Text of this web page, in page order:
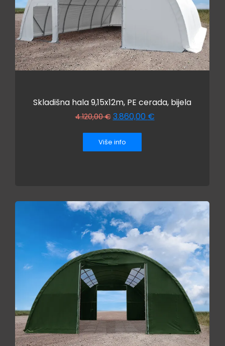
Skladišna hala 9,15x12m, PE cerada, bijela
4.120,00€ 3.860,00 €
Više info